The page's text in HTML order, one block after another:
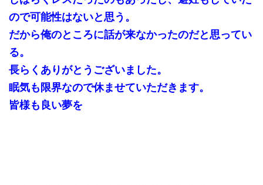
ので可能性はないと思う。
だから俺のところに話が来なかったのだと思ってい
る。
長らくありがとうございました。
眠気も限界なので休ませていただきます。
皆様も良い夢を